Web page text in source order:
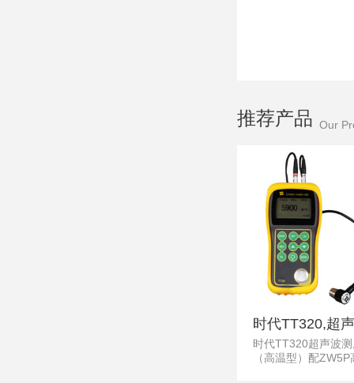
推荐产品 Our
时代TT320,超
厚仪,TT320
时代TT320超声波
（高温型）配